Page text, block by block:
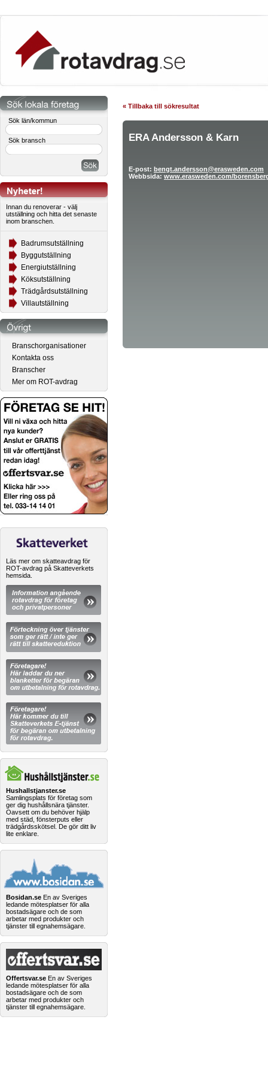
Sök län/kommun
Sök bransch
Innan du renoverar - välj
utställning och hitta det senaste
inom branschen.
Badrumsutställning
Byggutställning
Energiutställning
Köksutställning
Trädgårdsutställning
Villautställning
Branschorganisationer
Kontakta oss
Branscher
Mer om ROT-avdrag
Läs mer om skatteavdrag för
ROT-avdrag på Skatteverkets
hemsida.
Hushallstjanster.se
Samlingsplats för företag som
ger dig hushållsnära tjänster.
Oavsett om du behöver hjälp
med städ, fönsterputs eller
trädgårdsskötsel. De gör ditt liv
lite enklare.
Bosidan.se En av Sveriges
ledande mötesplatser för alla
bostadsägare och de som
arbetar med produkter och
tjänster till egnahemsägare.
Offertsvar.se En av Sveriges
ledande mötesplatser för alla
bostadsägare och de som
arbetar med produkter och
tjänster till egnahemsägare.
« Tillbaka till sökresultat
ERA Andersson & Karn
E-post: bengt.andersson@erasweden.com
Webbsida: www.erasweden.com/